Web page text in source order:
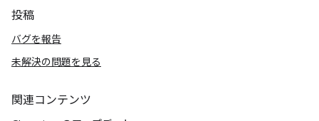
投稿
バグを報告
未解決の問題を見る
関連コンテンツ